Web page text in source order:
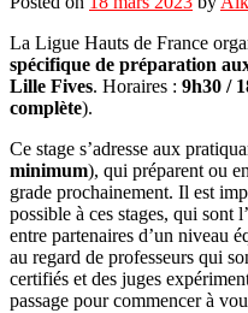
La Ligue Hauts de France
spécifique de préparation
Lille Fives. Horaires : 9h30 /
complète).
Ce stage s’adresse aux
minimum), qui préparent ou
grade prochainement. Il est
possible à ces stages, qui sont
entre partenaires d’un niveau
au regard de professeurs qui
certifiés et des juges
passage pour commencer à